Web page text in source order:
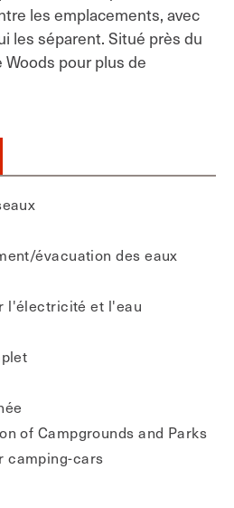
les emplacements, avec
les séparent. Situé près du
pour plus de
évacuation des eaux
l'électricité et l'eau
of Campgrounds and Parks
camping-cars